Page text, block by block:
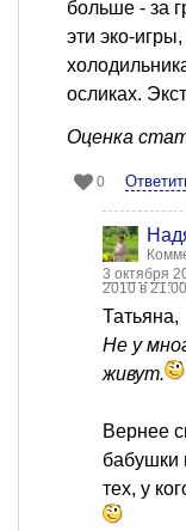
больше - за
эти эко-
осликах.
Оценка
0
3 октября
2010 в
Татьяна,
Не у
живут.
Вернее
бабушки
тех, у